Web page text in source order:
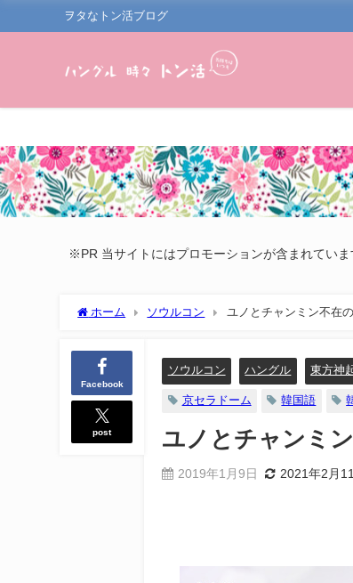
ヲタなトン活ブログ
※PR 当サイトにはプロモーションが含まれていま
ホーム ソウルコン ユノとチャンミン不在
Facebook
post
ソウルコン ハングル 東方神
京セラドーム 韓国語
ユノとチャンミ
2019年1月9日 2021年2月